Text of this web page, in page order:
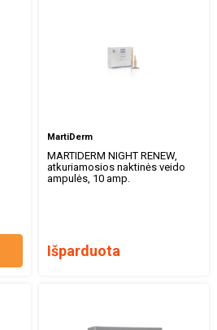
MartiDerm
MARTIDERM NIGHT RENEW,
atkuriamosios naktinės veido
ampulės, 10 amp.
Išparduota